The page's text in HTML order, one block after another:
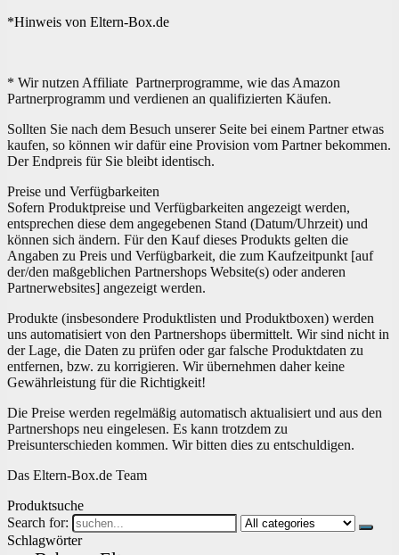
*Hinweis von Eltern-Box.de
* Wir nutzen Affiliate Partnerprogramme, wie das Amazon
Partnerprogramm und verdienen an qualifizierten Käufen.
Sollten Sie nach dem Besuch unserer Seite bei einem Partner etwas
kaufen, so können wir dafür eine Provision vom Partner bekommen.
Der Endpreis für Sie bleibt identisch.
Preise und Verfügbarkeiten
Sofern Produktpreise und Verfügbarkeiten angezeigt werden,
entsprechen diese dem angegebenen Stand (Datum/Uhrzeit) und
können sich ändern. Für den Kauf dieses Produkts gelten die
Angaben zu Preis und Verfügbarkeit, die zum Kaufzeitpunkt [auf
der/den maßgeblichen Partnershops Website(s) oder anderen
Partnerwebsites] angezeigt werden.
Produkte (insbesondere Produktlisten und Produktboxen) werden
uns automatisiert von den Partnershops übermittelt. Wir sind nicht in
der Lage, die Daten zu prüfen oder gar falsche Produktdaten zu
entfernen, bzw. zu korrigieren. Wir übernehmen daher keine
Gewährleistung für die Richtigkeit!
Die Preise werden regelmäßig automatisch aktualisiert und aus den
Partnershops neu eingelesen. Es kann trotzdem zu
Preisunterschieden kommen. Wir bitten dies zu entschuldigen.
Das Eltern-Box.de Team
Produktsuche
Search for:
Schlagwörter